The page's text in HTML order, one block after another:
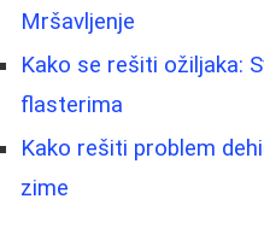
Mršavljenje
Kako se rešiti ožiljaka:
flasterima
Kako rešiti problem
zime